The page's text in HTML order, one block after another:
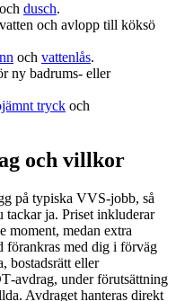
och dusch.
och avlopp till köksö
och vattenlås.
ny badrums‑ eller
tryck och
och villkor
på typiska VVS‑jobb, så
tackar ja. Priset inkluderar
moment, medan extra
förankras med dig i förväg
bostadsrätt eller
under förutsättning
Avdraget hanteras direkt